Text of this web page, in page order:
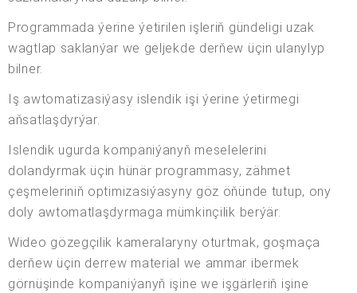
Programmada ýerine ýetirilen işleriň gündeligi uzak
wagtlap saklanýar we geljekde derňew üçin ulanylyp
bilner.
Iş awtomatizasiýasy islendik işi ýerine ýetirmegi
aňsatlaşdyrýar.
Islendik ugurda kompaniýanyň meselelerini
dolandyrmak üçin hünär programmasy, zähmet
çeşmeleriniň optimizasiýasyny göz öňünde tutup, ony
doly awtomatlaşdyrmaga mümkinçilik berýär.
Wideo gözegçilik kameralaryny oturtmak, goşmaça
derňew üçin derrew material we ammar ibermek
görnüşinde kompaniýanyň işine we işgärleriň işine